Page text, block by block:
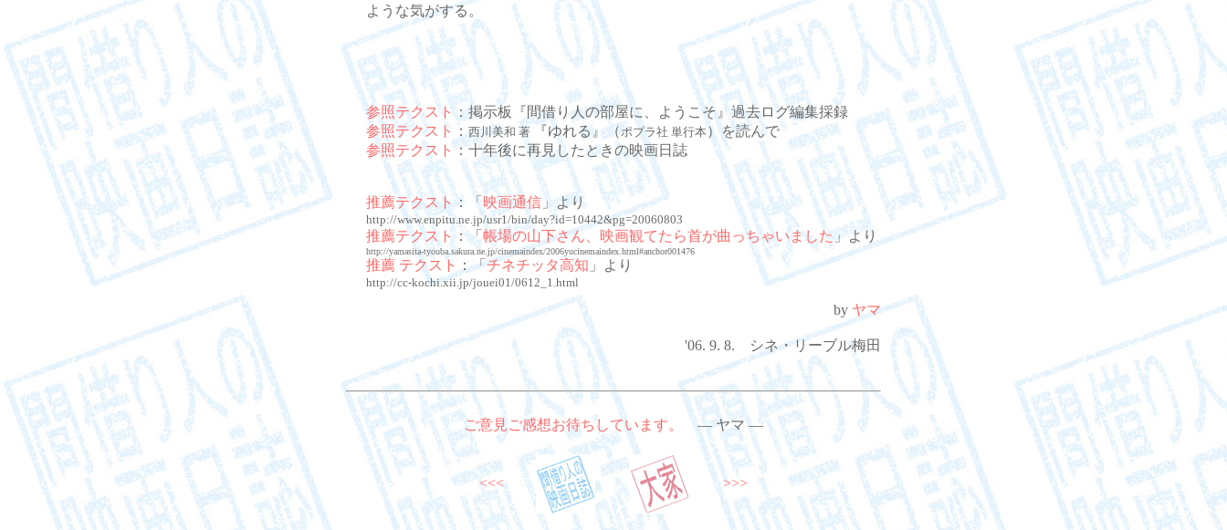
ような気がする。
参照テクスト ：掲示板『間借り人の部屋に、ようこそ』過去ログ編集採録
参照テクスト
：西川美和 著 『ゆれる』（ポプラ社 単行本）を読んで
参照テクスト ：十年後に再見したときの映画日誌
推薦テクスト ：「 映画通信 」より
http://www.enpitu.ne.jp/usr1/bin/day?id=10442&pg=20060803
推薦テクスト ：「 帳場の山下さん、映画観てたら首が曲っちゃいました 」より
http://yamasita-tyouba.sakura.ne.jp/cinemaindex/2006yucinemaindex.html#anchor001476
推薦 テクスト ：「チネチッタ高知 」より
http://cc-kochi.xii.jp/jouei01/0612_1.html
by ヤマ
'06. 9. 8. シネ・リーブル梅田
ご意見ご感想お待ちしています。 ― ヤマ ―
<<< >>>